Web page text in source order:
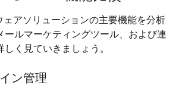
アソリューションの主要機能を分析
ールマーケティングツール、および連
く見ていきましょう。
ン管理